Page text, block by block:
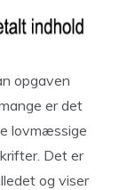
opgaven
er det
lovmæssige
Det er
og viser